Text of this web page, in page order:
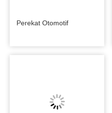
Perekat Otomotif